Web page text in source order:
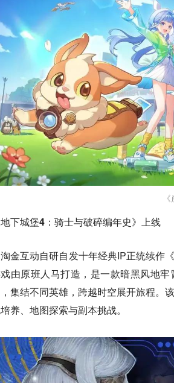
地下城堡4：骑士与破碎编年史》上线
金互动自研自发十年经典IP正统续作
由原班人马打造，是一款暗黑风地
集结不同英雄，跨越时空展开旅程。
养、地图探索与副本挑战。